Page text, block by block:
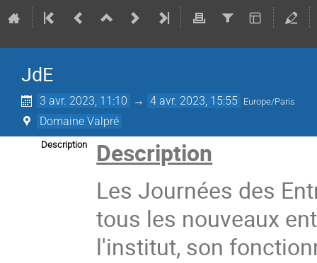
JdE
3 avr. 2023, 11:10 → 4 avr. 2023, 15:55 Europe/Paris
Domaine Valpré
Description
Description
Les Journées des
tous les nouveaux
l'institut, son